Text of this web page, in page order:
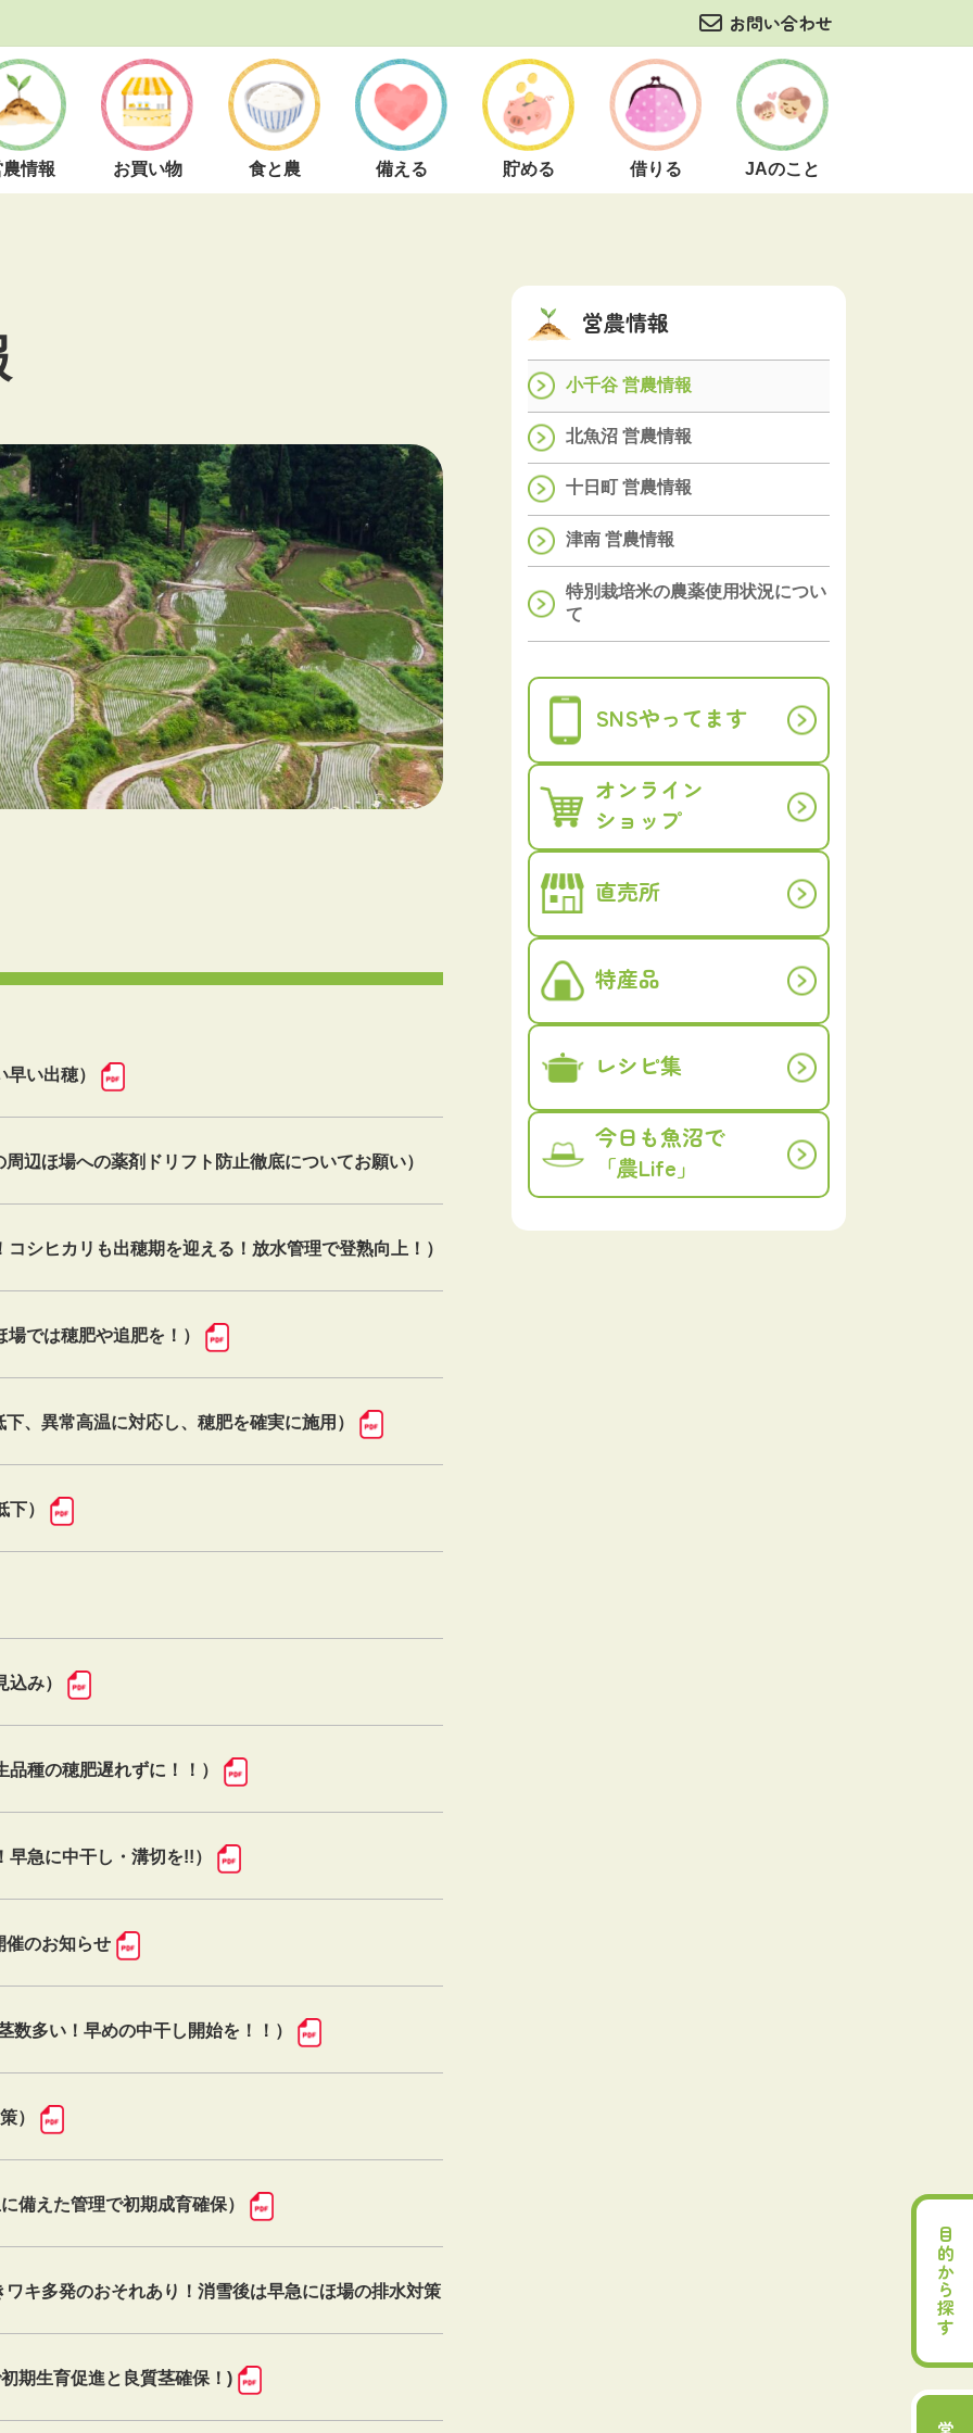
お問い合わせ
情報 お買い物 食と農 備える 貯める 借りる JAのこと
い出穂）
辺ほ場への薬剤ドリフト防止徹底についてお願い）
シヒカリも出穂期を迎える！放水管理で登熟向上！）
では穂肥や追肥を！）
、異常高温に対応し、穂肥を確実に施用）
）
み）
種の穂肥遅れずに！！）
急に中干し・溝切を!!）
催のお知らせ
数多い！早めの中干し開始を！！）
）
えた管理で初期成育確保）
キ多発のおそれあり！消雪後は早急にほ場の排水対策
生育促進と良質茎確保！)
営農情報
小千谷 営農情報
北魚沼 営農情報
十日町 営農情報
津南 営農情報
特別栽培米の農薬使用状況につい
て
SNSやってます
オンライン
ショップ
直売所
特産品
レシピ集
今日も魚沼で
「農Life」
目的から探す